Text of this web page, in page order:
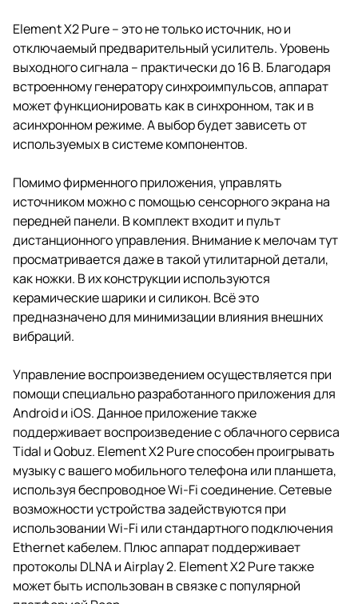
Element X2 Pure – это не только источник, но и
отключаемый предварительный усилитель. Уровень
выходного сигнала – практически до 16 В. Благодаря
встроенному генератору синхроимпульсов, аппарат
может функционировать как в синхронном, так и в
асинхронном режиме. А выбор будет зависеть от
используемых в системе компонентов.
Помимо фирменного приложения, управлять
источником можно с помощью сенсорного экрана на
передней панели. В комплект входит и пульт
дистанционного управления. Внимание к мелочам тут
просматривается даже в такой утилитарной детали,
как ножки. В их конструкции используются
керамические шарики и силикон. Всё это
предназначено для минимизации влияния внешних
вибраций.
Управление воспроизведением осуществляется при
помощи специально разработанного приложения для
Android и iOS. Данное приложение также
поддерживает воспроизведение с облачного сервиса
Tidal и Qobuz. Element X2 Pure способен проигрывать
музыку с вашего мобильного телефона или планшета,
используя беспроводное Wi-Fi соединение. Сетевые
возможности устройства задействуются при
использовании Wi-Fi или стандартного подключения
Ethernet кабелем. Плюс аппарат поддерживает
протоколы DLNA и Airplay 2. Element X2 Pure также
может быть использован в связке с популярной